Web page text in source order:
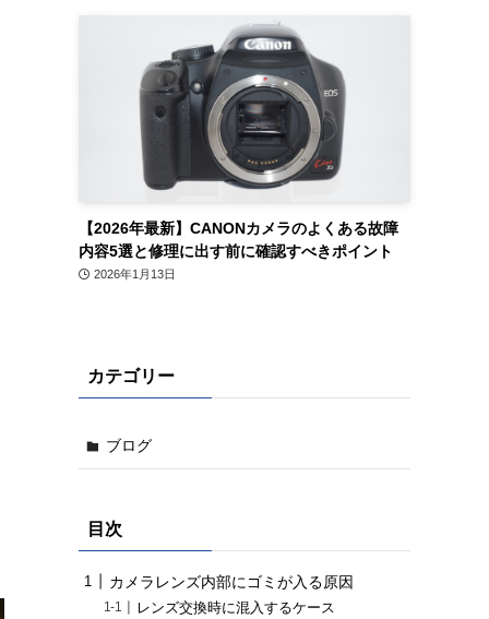
【2026年最新】CANONカメラのよくある故障
内容5選と修理に出す前に確認すべきポイント
2026年1月13日
カテゴリー
ブログ
目次
カメラレンズ内部にゴミが入る原因
レンズ交換時に混入するケース